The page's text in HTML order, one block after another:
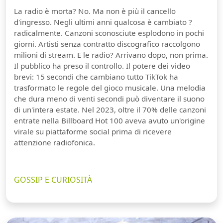
La radio è morta? No. Ma non è più il cancello
d'ingresso. Negli ultimi anni qualcosa è cambiato ?
radicalmente. Canzoni sconosciute esplodono in pochi
giorni. Artisti senza contratto discografico raccolgono
milioni di stream. E le radio? Arrivano dopo, non prima.
Il pubblico ha preso il controllo. Il potere dei video
brevi: 15 secondi che cambiano tutto TikTok ha
trasformato le regole del gioco musicale. Una melodia
che dura meno di venti secondi può diventare il suono
di un'intera estate. Nel 2023, oltre il 70% delle canzoni
entrate nella Billboard Hot 100 aveva avuto un'origine
virale su piattaforme social prima di ricevere
attenzione radiofonica.
GOSSIP E CURIOSITÀ